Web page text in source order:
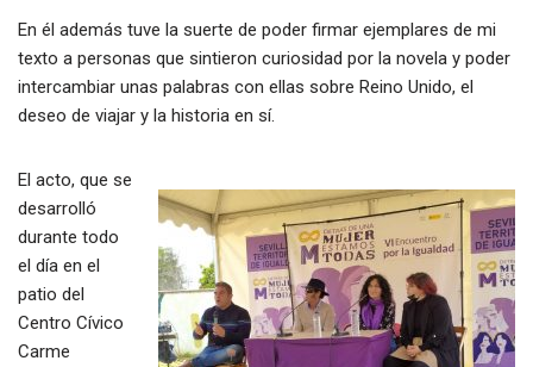
En él además tuve la suerte de poder firmar ejemplares de mi
texto a personas que sintieron curiosidad por la novela y poder
intercambiar unas palabras con ellas sobre Reino Unido, el
deseo de viajar y la historia en sí.
El acto, que se
desarrolló
durante todo
el día en el
patio del
Centro Cívico
Carme